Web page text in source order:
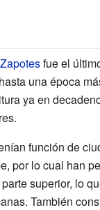
fue el
una época
ya en
función de
por lo cual han
superior, lo
También